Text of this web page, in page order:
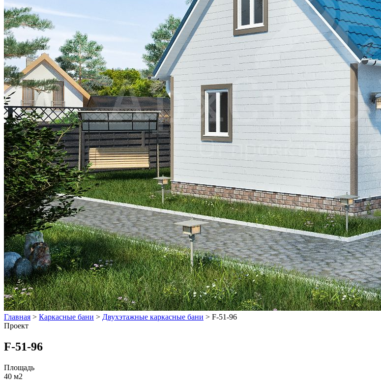
Главная > Каркасные бани > Двухэтажные каркасные бани > F-51-96
Проект
F-51-96
Площадь
40 м2